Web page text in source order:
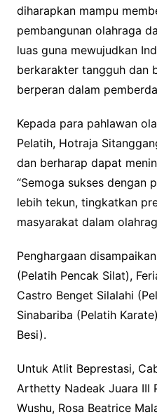
diharapkan mampu
pembangunan olahraga
luas guna mewujudkan
berkarakter tangguh dan
berperan dalam
Kepada para pahlawan
Pelatih, Hotraja
dan berharap dapat
“Semoga sukses dengan
lebih tekun, tingkatkan
masyarakat dalam
Penghargaan
(Pelatih Pencak Silat),
Castro Benget Silalahi
Sinabariba (Pelatih
Besi).
Untuk Atlit Beprestasi,
Arthetty Nadeak Juara III
Wushu, Rosa Beatrice